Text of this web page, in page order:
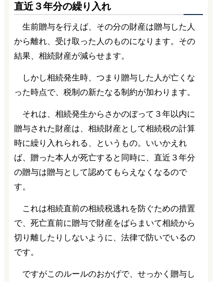
直近３年分の繰り入れ
生前贈与を行えば、その分の財産は贈与した人
から離れ、受け取った人のものになります。その
結果、相続財産が減らせます。
しかし相続発生時、つまり贈与した人が亡くな
った時点で、税制の新たなる制約が加わります。
それは、相続発生からさかのぼって３年以内に
贈与された財産は、相続財産として相続税の計算
時に繰り入れられる、というもの。いいかえれ
ば、贈った本人が死亡すると同時に、直近３年分
の贈与は贈与として認めてもらえなくなるので
す。
これは相続直前の相続税逃れを防ぐための措置
で、死亡直前に贈与で財産をばらまいて相続から
切り離したりしないように、法律で防いでいるの
です。
ですがこのルールのおかげで、せっかく贈与し